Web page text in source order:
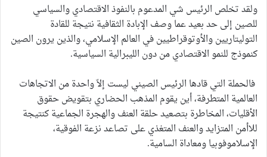
ولقد تخلص الرئيس شي المدعوم بالنفوذ الاقتصادي والسياسي
للصين إلى حد بعيد عما وصف الإبادة الثقافية نتيجة للقادة
التوليتاريين والأوتوقراطيين في العالم الإسلامي، والذين يرون الصين
كنموذج للنمو الاقتصادي من دون الليبرالية السياسية.
فالحملة التي قادها الرئيس الصيني ليست إلاّ واحدة من الاتجاهات
العالمية المتطرفة، أين يقوم المذهب الحضاري بتقويض حقوق
الأقليات، المخاطرة بتصعيد حلقة العنف والهجرة الجماعية كنتيجة
للاأمن المتزايد والعنف المتغذي على تصاعد نزعة الفوقية،
الإسلاموفوبيا ومعاداة السامية.